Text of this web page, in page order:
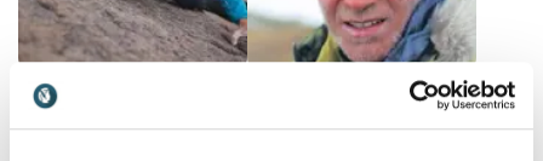
Thomas Huber